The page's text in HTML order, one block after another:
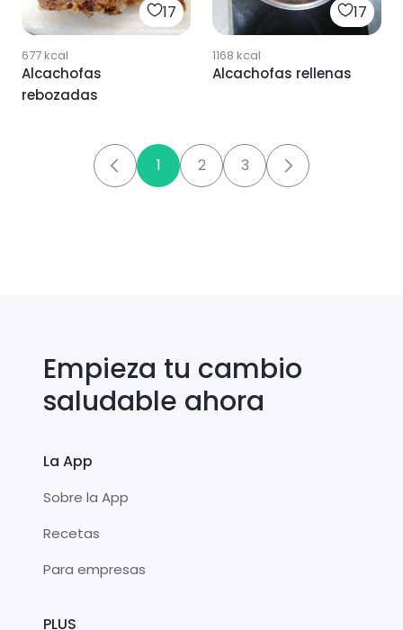
17
677kcal
Alcachofas
rebozadas
17
1168 kcal
Alcachofas rellenas
1 2 3
Empieza tu cambio
saludable ahora
La App
Sobre la App
Recetas
Para empresas
PLUS